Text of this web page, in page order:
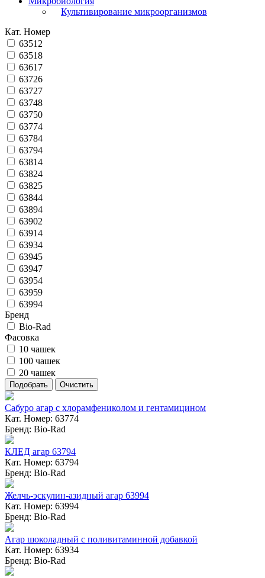
Культивирование микроорганизмов
Кат. Номер
63512
63518
63617
63726
63727
63748
63750
63774
63784
63794
63814
63824
63825
63844
63894
63902
63914
63934
63945
63947
63954
63959
63994
Бренд
Bio-Rad
Фасовка
10 чашек
100 чашек
20 чашек
Сабуро агар с хлорамфениколом и гентамицином
Кат. Номер: 63774
Бренд: Bio-Rad
КЛЕД агар 63794
Кат. Номер: 63794
Бренд: Bio-Rad
Желчь-эскулин-азидный агар 63994
Кат. Номер: 63994
Бренд: Bio-Rad
Агар шоколадный с поливитаминной добавкой
Кат. Номер: 63934
Бренд: Bio-Rad